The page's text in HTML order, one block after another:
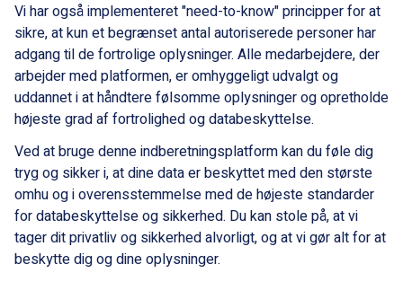
Vi har også implementeret "need-to-know" principper for at
sikre, at kun et begrænset antal autoriserede personer har
adgang til de fortrolige oplysninger. Alle medarbejdere, der
arbejder med platformen, er omhyggeligt udvalgt og
uddannet i at håndtere følsomme oplysninger og opretholde
højeste grad af fortrolighed og databeskyttelse.
Ved at bruge denne indberetningsplatform kan du føle dig
tryg og sikker i, at dine data er beskyttet med den største
omhu og i overensstemmelse med de højeste standarder
for databeskyttelse og sikkerhed. Du kan stole på, at vi
tager dit privatliv og sikkerhed alvorligt, og at vi gør alt for at
beskytte dig og dine oplysninger.